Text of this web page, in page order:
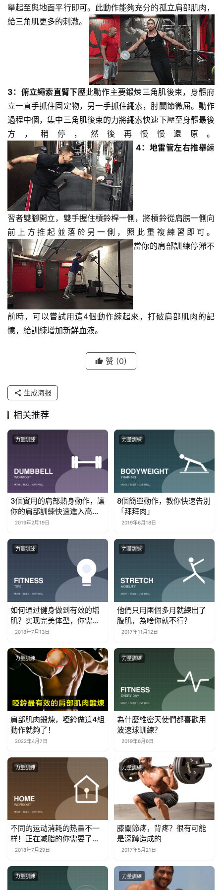
練
心
練
增
肌
計
劃
健
身
視
頻
舉起至與地面平行即可。此動作能夠充分的孤立肩部肌肉，
給三角肌更多的刺激。
3：俯立繩索直臂下壓此動作主要鍛煉三角肌後束，身體府
立一直手抓住固定物，另一手抓住繩索，肘關節微屈。動作
過程中個，集中三角肌後束的力將繩索快速下壓至身體最後
方，稍停，然後再慢慢還原。
4：地雷管左右推舉練
習者雙腳開立，雙手握住槓鈴桿一側，將槓鈴從肩膀一側向
前上方推起並落於另一側，照此重複練習即可。
當你的肩部訓練停滯不
前時，可以嘗試用這4個動作練起來，打破肩部肌肉的記
憶，給訓練增加新鮮血液。
赞 (0)
生成海报
相关推荐
力量訓練
3個實用的肩部熱身動作，讓
你的肩部訓練快速進入高
潮！
2019年2月19日
力量訓練
8個簡單動作，教你快速告別
「拜拜肉」
2019年6月18日
力量訓練
如何通过健身做到有效的增
肌？实现完美体型，你需要
关注这几点！
2018年7月13日
力量訓練
他們只用兩個多月就練出了
腹肌，為啥你就不行？
2017年11月12日
力量訓練
肩部肌肉鍛煉，啞鈴做這4組
動作就夠了！
2022年4月7日
力量訓練
為什麼維密天使們都喜歡用
波速球訓練？
2019年6月6日
力量訓練
不同的运动消耗的热量不一
样！正在减脂的你需要了
解！高效减脂！
2018年7月29日
力量訓練
膝關節疼，背疼？很有可能
是深蹲造成的
2017年5月21日
力量訓練 力量訓練